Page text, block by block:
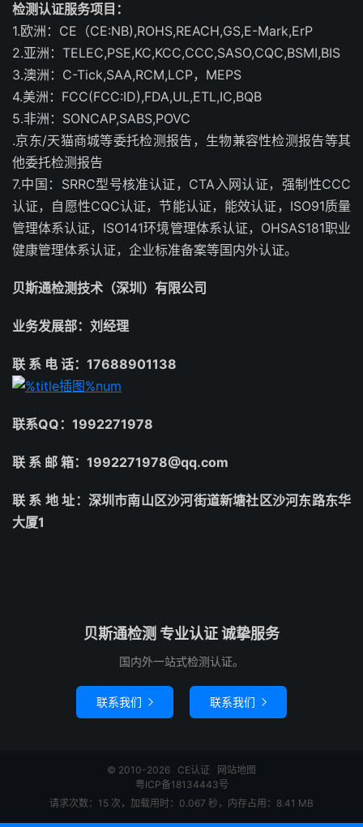
检测认证服务项目：
1.欧洲：CE（CE:NB),ROHS,REACH,GS,E-Mark,ErP
2.亚洲：TELEC,PSE,KC,KCC,CCC,SASO,CQC,BSMI,BIS
3.澳洲：C-Tick,SAA,RCM,LCP，MEPS
4.美洲：FCC(FCC:ID),FDA,UL,ETL,IC,BQB
5.非洲：SONCAP,SABS,POVC
.京东/天猫商城等委托检测报告，生物兼容性检测报告等其
他委托检测报告
7.中国：SRRC型号核准认证，CTA入网认证，强制性CCC
认证，自愿性CQC认证，节能认证，能效认证，ISO91质量
管理体系认证，ISO141环境管理体系认证，OHSAS181职业
健康管理体系认证，企业标准备案等国内外认证。
贝斯通检测技术（深圳）有限公司
业务发展部：刘经理
联 系 电 话：17688901138
联系QQ：1992271978
联 系 邮 箱：1992271978@qq.com
联 系 地 址：深圳市南山区沙河街道新塘社区沙河东路东华
大厦1
贝斯通检测 专业认证 诚挚服务
国内外一站式检测认证。
联系我们  联系我们 
© 2010-2026 CE认证
网站地图
粤ICP备18134443号
请求次数：15 次，加载用时：0.067 秒，内存占用：8.41 MB